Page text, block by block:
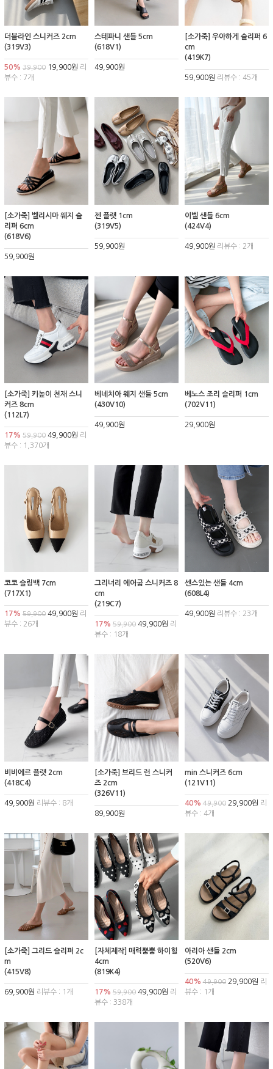
더블라인 스니커즈 2cm
(319V3)
50% 39,900 19,900원 리
뷰수 : 7개
스테파니 샌들 5cm
(618V1)
49,900원
[소가죽] 우아하게 슬리퍼 6
cm
(419K7)
59,900원 리뷰수 : 45개
[소가죽] 벨리시마 웨지 슬
리퍼 6cm
(618V6)
59,900원
젠 플랫 1cm
(319V5)
59,900원
이벨 샌들 6cm
(424V4)
49,900원 리뷰수 : 2개
[소가죽] 키높이 천재 스니
커즈 8cm
(112L7)
17% 59,900 49,900원 리
뷰수 : 1,370개
베네치아 웨지 샌들 5cm
(430V10)
49,900원
베노스 조리 슬리퍼 1cm
(702V11)
29,900원
코코 슬링백 7cm
(717X1)
17% 59,900 49,900원 리
뷰수 : 26개
그리너리 에어굽 스니커즈 8
cm
(219C7)
17% 59,90049,900원 리
뷰수 : 18개
센스있는 샌들 4cm
(608L4)
49,900원 리뷰수 : 23개
비비에르 플랫 2cm
(418C4)
49,900원 리뷰수 : 8개
[소가죽] 브리드 런 스니커
즈 2cm
(326V11)
89,900원
min 스니커즈 6cm
(121V11)
40% 49,90029,900원 리
뷰수 : 4개
[소가죽] 그리드 슬리퍼 2c
m
(415V8)
69,900원 리뷰수 : 1개
[자체제작] 매력뿜뿜 하이힐
4cm
(819K4)
17% 59,90049,900원 리
뷰수 : 338개
아리아 샌들 2cm
(520V6)
40% 49,90029,900원 리
뷰수 : 1개